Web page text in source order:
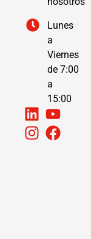
Lunes
a
Viernes
de 7:00
a
15:00